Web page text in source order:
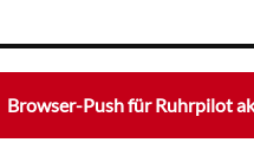
Browser-Push für Ruhrpilot